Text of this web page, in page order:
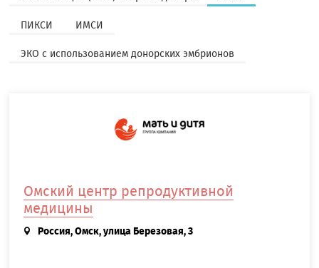
ПИКСИ ИМСИ
ЭКО с использованием донорских эмбрионов
Омский центр репродуктивной
медицины
Россия, Омск, улица Березовая, 3